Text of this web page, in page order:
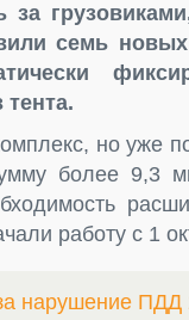
семь
но уже
более 9,3
работу с 1
нарушение ПДД